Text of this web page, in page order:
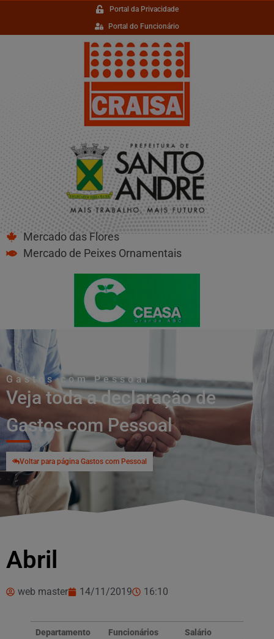
Portal da Privacidade
Portal do Funcionário
Mercado das Flores
Mercado de Peixes Ornamentais
Gastos com Pessoal
Veja toda a declaração de
Gastos com Pessoal
Voltar para página Gastos com Pessoal
Abril
web master 14/11/2019 16:10
Departamento Funcionários
Salário